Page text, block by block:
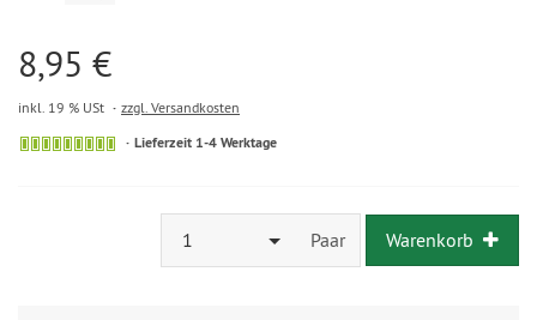
8,95 €
inkl. 19 % USt zzgl. Versandkosten
Lieferzeit 1-4 Werktage
1 Paar Warenkorb